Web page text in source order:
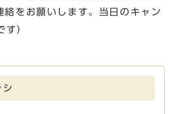
をお願いします。当日のキャン
す）
シ